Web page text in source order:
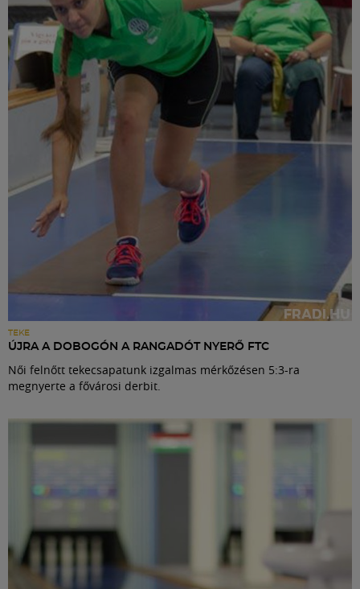
TEKE
ÚJRA A DOBOGÓN A RANGADÓT NYERŐ FTC
Női felnőtt tekecsapatunk izgalmas mérkőzésen 5:3-ra
megnyerte a fővárosi derbit.